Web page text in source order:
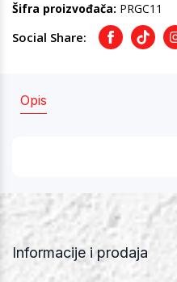
Šifra proizvođača: PRGC11
Social Share: FacebookTikTok
Opis
Informacije i prodaja